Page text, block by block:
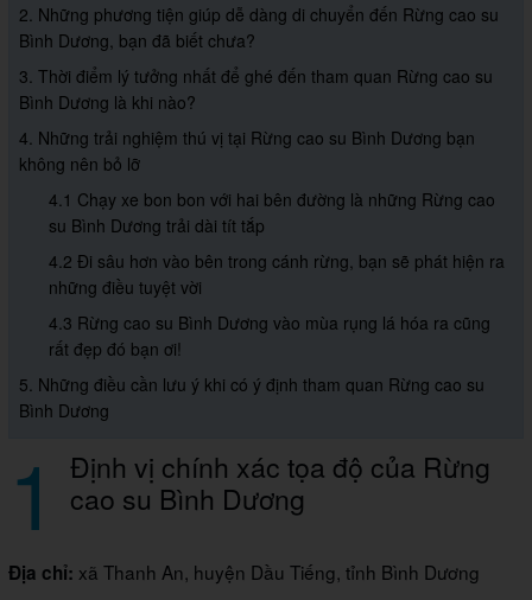
2. Những phương tiện giúp dễ dàng di chuyển đến Rừng cao su
Bình Dương, bạn đã biết chưa?
3. Thời điểm lý tưởng nhất để ghé đến tham quan Rừng cao su
Bình Dương là khi nào?
4. Những trải nghiệm thú vị tại Rừng cao su Bình Dương bạn
không nên bỏ lỡ
4.1 Chạy xe bon bon với hai bên đường là những Rừng cao
su Bình Dương trải dài tít tắp
4.2 Đi sâu hơn vào bên trong cánh rừng, bạn sẽ phát hiện ra
những điều tuyệt vời
4.3 Rừng cao su Bình Dương vào mùa rụng lá hóa ra cũng
rất đẹp đó bạn ơi!
5. Những điều cần lưu ý khi có ý định tham quan Rừng cao su
Bình Dương
1 Định vị chính xác tọa độ của Rừng
cao su Bình Dương
Địa chỉ: xã Thanh An, huyện Dầu Tiếng, tỉnh Bình Dương